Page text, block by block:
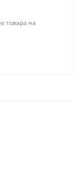
товара на